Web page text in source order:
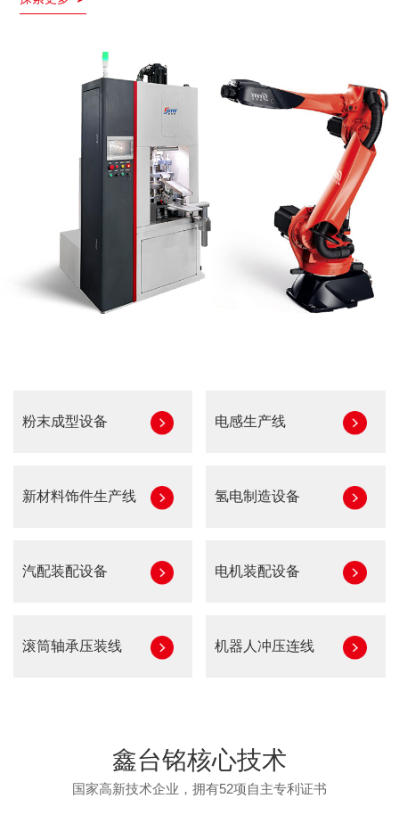
粉末成型设备 电感生产线
新材料饰件生产线 氢电制造设备
汽配装配设备 电机装配设备
滚筒轴承压装线 机器人冲压连线
鑫台铭核心技术
国家高新技术企业，拥有52项自主专利证书